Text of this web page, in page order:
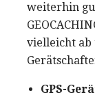
weiterhin
vielleicht ab
GPS-